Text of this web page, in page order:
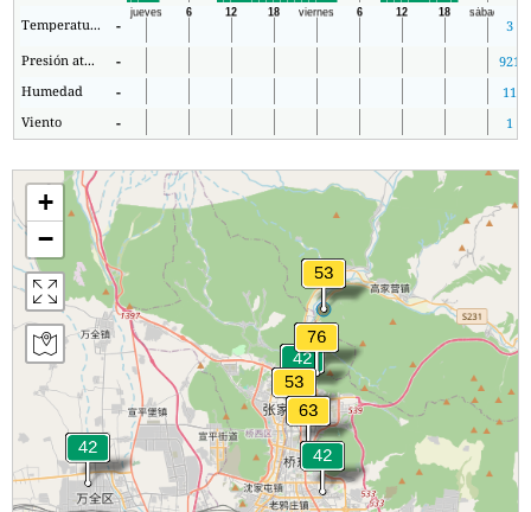
Temperatura.
-
3
Presión atmosférica
-
921
Humedad
-
11
Viento
- 1
+
−